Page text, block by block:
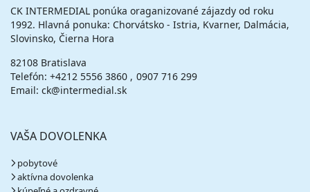
CK INTERMEDIAL ponúka oraganizované zájazdy od roku
1992. Hlavná ponuka: Chorvátsko - Istria, Kvarner, Dalmácia,
Slovinsko, Čierna Hora
82108 Bratislava
Telefón: +4212 5556 3860
0907 716 299
Email: ck@intermedial.sk
VAŠA DOVOLENKA
pobytové
aktívna dovolenka